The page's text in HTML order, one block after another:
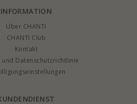
INFORMATION
Über CHANTI
CHANTI Club
Kontakt
und Datenschutzrichtlinie